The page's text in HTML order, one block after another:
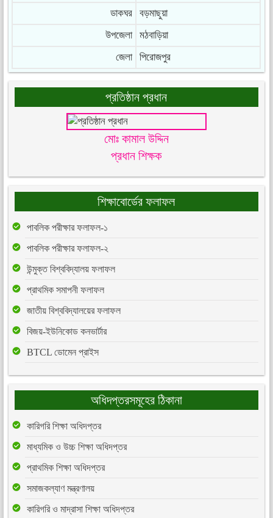
ডাকঘর
বড়মাছুয়া
উপজেলা
মঠবাড়িয়া
জেলা
পিরোজপুর
প্রতিষ্ঠান প্রধান
মোঃ কামাল উদ্দিন
প্রধান শিক্ষক
শিক্ষাবোর্ডের ফলাফল
পাবলিক পরীক্ষার ফলাফল-১
পাবলিক পরীক্ষার ফলাফল-২
উন্মুক্ত বিশ্ববিদ্যালয় ফলাফল
প্রাথমিক সমাপনী ফলাফল
জাতীয় বিশ্ববিদ্যালয়ের ফলাফল
বিজয়-ইউনিকোড কনভার্টার
BTCL ডোমেন প্রাইস
অধিদপ্তরসমূহের ঠিকানা
কারিগরি শিক্ষা অধিদপ্তর
মাধ্যমিক ও উচ্চ শিক্ষা অধিদপ্তর
প্রাথমিক শিক্ষা অধিদপ্তর
সমাজকল্যাণ মন্ত্রণালয়
কারিগরি ও মাদ্রাসা শিক্ষা অধিদপ্তর